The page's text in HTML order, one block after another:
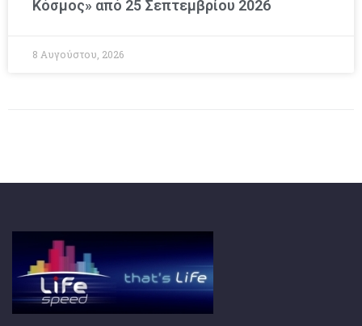
Κόσμος» από 25 Σεπτεμβρίου 2026
8 Αυγούστου, 2026